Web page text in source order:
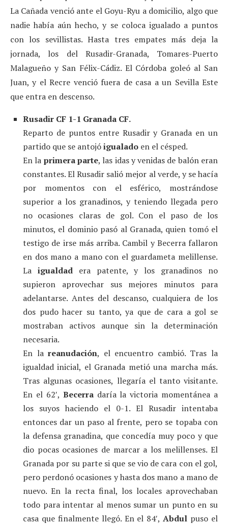
La Cañada venció ante el Goyu-Ryu a domicilio, algo que
nadie había aún hecho, y se coloca igualado a puntos
con los sevillistas. Hasta tres empates más deja la
jornada, los del Rusadir-Granada, Tomares-Puerto
Malagueño y San Félix-Cádiz. El Córdoba goleó al San
Juan, y el Recre venció fuera de casa a un Sevilla Este
que entra en descenso.
Rusadir CF 1-1 Granada CF.
Reparto de puntos entre Rusadir y Granada en un
partido que se antojóigualado en el césped.
En la primera parte, las idas y venidas de balón eran
constantes. El Rusadir salió mejor al verde, y se hacía
por momentos con el esférico, mostrándose
superior a los granadinos, y teniendo llegada pero
no ocasiones claras de gol. Con el paso de los
minutos, el dominio pasó al Granada, quien tomó el
testigo de irse más arriba. Cambil y Becerra fallaron
en dos mano a mano con el guardameta melillense.
La igualdadera patente, y los granadinos no
supieron aprovechar sus mejores minutos para
adelantarse. Antes del descanso, cualquiera de los
dos pudo hacer su tanto, ya que de cara a gol se
mostraban activos aunque sin la determinación
necesaria.
En lareanudación, el encuentro cambió. Tras la
igualdad inicial, el Granada metió una marcha más.
Tras algunas ocasiones, llegaría el tanto visitante.
En el 62′, Becerradaría la victoria momentánea a
los suyos haciendo el 0-1. El Rusadir intentaba
entonces dar un paso al frente, pero se topaba con
la defensa granadina, que concedía muy poco y que
dio pocas ocasiones de marcar a los melillenses. El
Granada por su parte si que se vio de cara con el gol,
pero perdonó ocasiones y hasta dos mano a mano de
nuevo. En la recta final, los locales aprovechaban
todo para intentar al menos sumar un punto en su
casa que finalmente llegó. En el 84′,Abdul puso el